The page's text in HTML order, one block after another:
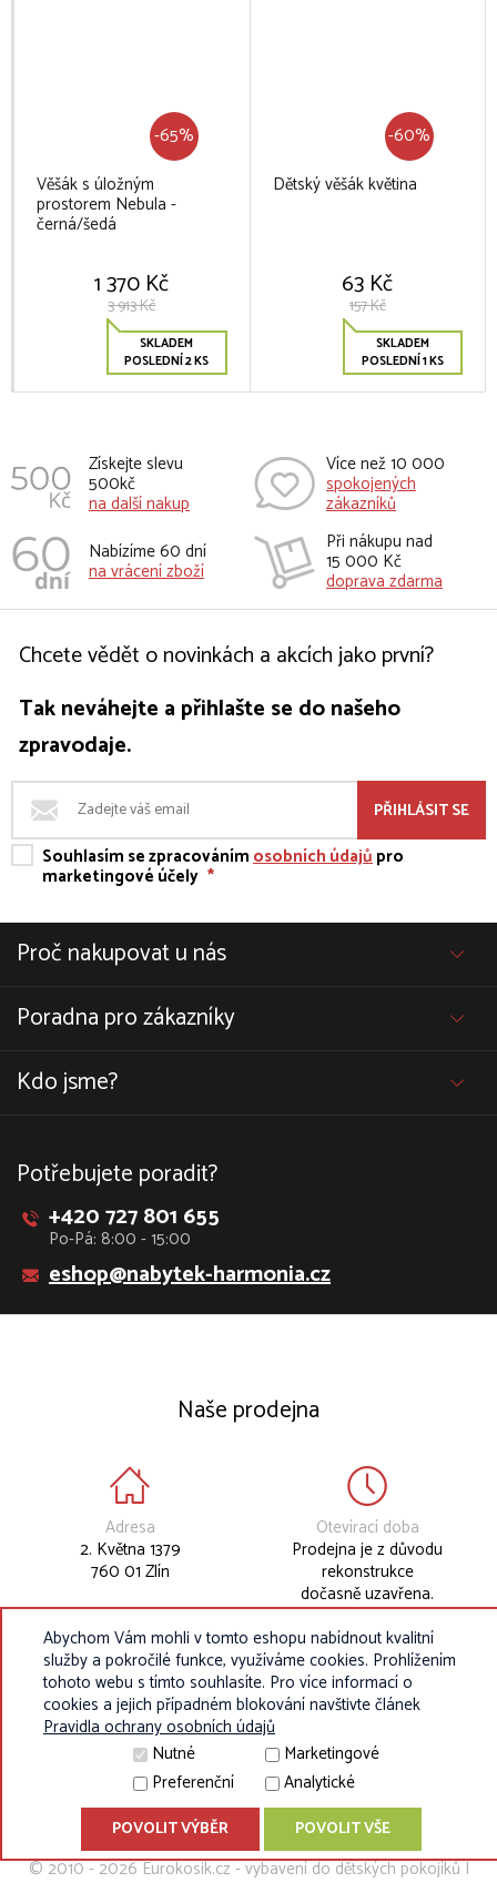
-65%
Věšák s úložným
prostorem Nebula -
černá/šedá
1 370 Kč
3 913 Kč
SKLADEM
POSLEDNÍ 2 KS
-60%
Dětský věšák květina
63 Kč
157 Kč
SKLADEM
POSLEDNÍ 1 KS
Získejte slevu
500kč
na další nakup
Více než 10 000
spokojených
zákazníků
Nabízíme 60 dní
na vrácení zboží
Při nákupu nad
15 000 Kč
doprava zdarma
Chcete vědět o novinkách a akcích jako první?
Tak neváhejte a přihlašte se do našeho
zpravodaje.
PŘIHLÁSIT SE
Souhlasím se zpracovánímosobních údajůpro
marketingové účely *
Proč nakupovat u nás
Poradna pro zákazníky
Kdo jsme?
Potřebujete poradit?
+420 727 801 655
Po-Pá: 8:00 - 15:00
eshop@nabytek-harmonia.cz
Naše prodejna
Adresa
2. Května 1379
760 01 Zlín
Otevírací doba
Prodejna je z důvodu
rekonstrukce
dočasně uzavřena.
© 2010 - 2026 Eurokosik.cz - vybavení do dětských pokojíků |
Abychom Vám mohli v tomto eshopu nabídnout kvalitní
služby a pokročilé funkce, využíváme cookies. Prohlížením
tohoto webu s tímto souhlasíte. Pro více informací o
cookies a jejich případném blokování navštivte článek
Pravidla ochrany osobních údajů
Nutné
Marketingové
Preferenční
Analytické
POVOLIT VÝBĚR POVOLIT VŠE